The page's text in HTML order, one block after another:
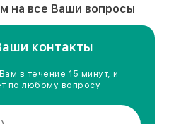
на все Ваши вопросы
контакты
в течение 15 минут, и
по любому вопросу